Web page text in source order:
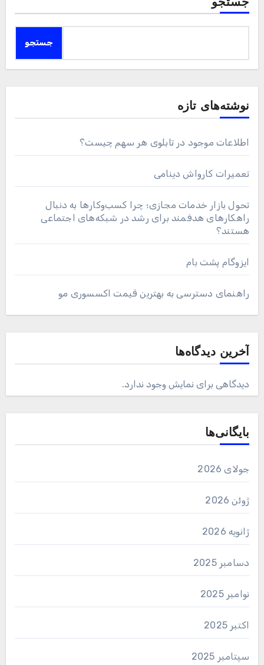
جستجو
جستجو
نوشته‌های تازه
اطلاعات موجود در تابلوی هر سهم چیست؟
تعمیرات کارواش دینامی
تحول بازار خدمات مجازی؛ چرا کسب‌وکارها به دنبال
راهکارهای هدفمند برای رشد در شبکه‌های اجتماعی
هستند؟
ایزوگام پشت بام
راهنمای دسترسی به بهترین قیمت اکسسوری مو
آخرین دیدگاه‌ها
دیدگاهی برای نمایش وجود ندارد.
بایگانی‌ها
جولای 2026
ژوئن 2026
ژانویه 2026
دسامبر 2025
نوامبر 2025
اکتبر 2025
سپتامبر 2025